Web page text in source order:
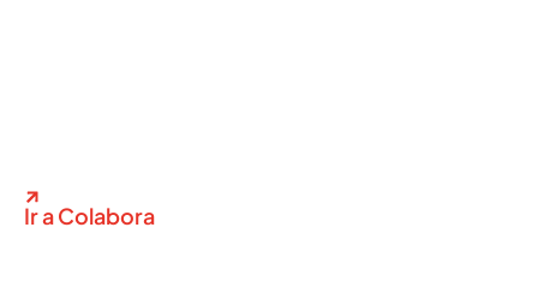
Ir a Colabora